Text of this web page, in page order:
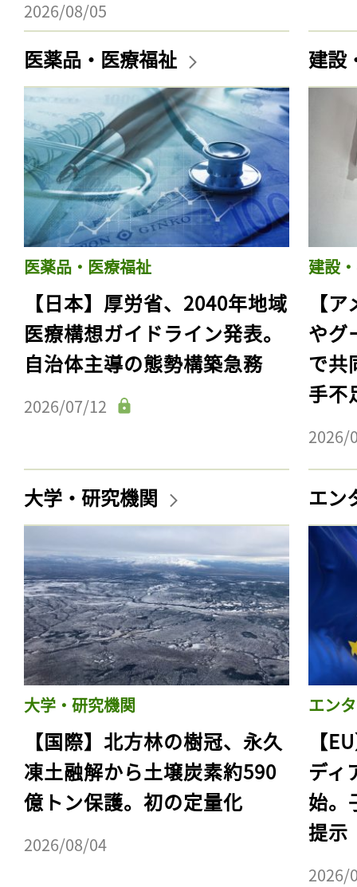
2026/08/05
医薬品・医療福祉
医薬品・医療福祉
【日本】厚労省、2040年地域
医療構想ガイドライン発表。
自治体主導の態勢構築急務
2026/07/12
建設
建設
【
やグ
で共
手不
2026/
大学・研究機関
大学・研究機関
【国際】北方林の樹冠、永久
凍土融解から土壌炭素約590
億トン保護。初の定量化
2026/08/04
エン
エン
【
ディ
始。
提示
2026/